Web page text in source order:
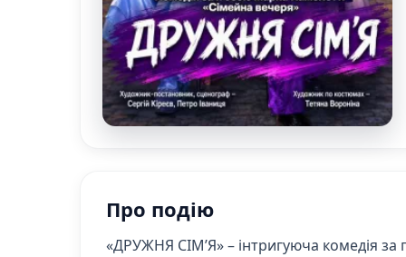
Про подію
«ДРУЖНЯ СІМ’Я» – інтригуюча комедія